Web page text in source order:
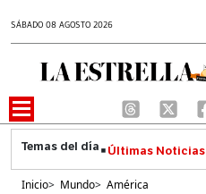
SÁBADO 08 AGOSTO 2026
Últimas Noticias
Inicio> Mundo> América